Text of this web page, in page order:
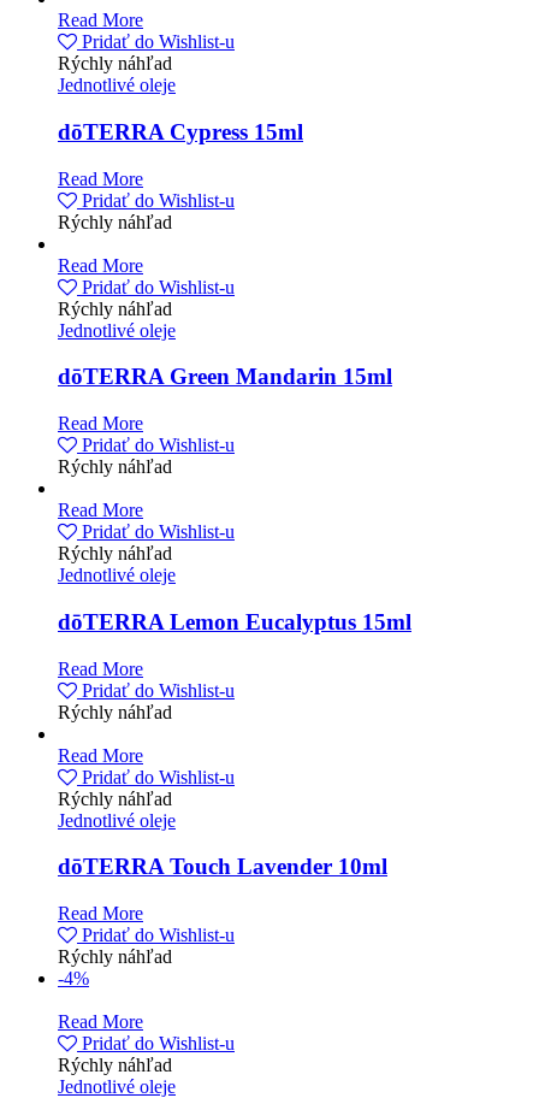
Read More
Pridať do Wishlist-u
Rýchly náhľad
Jednotlivé oleje
dōTERRA Cypress 15ml
Read More
Pridať do Wishlist-u
Rýchly náhľad
Read More
Pridať do Wishlist-u
Rýchly náhľad
Jednotlivé oleje
dōTERRA Green Mandarin 15ml
Read More
Pridať do Wishlist-u
Rýchly náhľad
Read More
Pridať do Wishlist-u
Rýchly náhľad
Jednotlivé oleje
dōTERRA Lemon Eucalyptus 15ml
Read More
Pridať do Wishlist-u
Rýchly náhľad
Read More
Pridať do Wishlist-u
Rýchly náhľad
Jednotlivé oleje
dōTERRA Touch Lavender 10ml
Read More
Pridať do Wishlist-u
Rýchly náhľad
-4%
Read More
Pridať do Wishlist-u
Rýchly náhľad
Jednotlivé oleje